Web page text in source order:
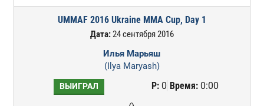
UMMAF 2016 Ukraine MMA Cup, Day 1
Дата:24 сентября 2016
Илья Марьяш
(Ilya Maryash)
ВЫИГРАЛ Р:0 Время:0:00